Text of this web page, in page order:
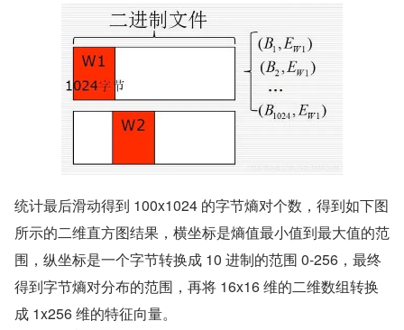
统计最后滑动得到 100x1024 的字节熵对个数，得到如下图
所示的二维直方图结果，横坐标是熵值最小值到最大值的范
围，纵坐标是一个字节转换成 10 进制的范围 0-256，最终
得到字节熵对分布的范围，再将 16x16 维的二维数组转换
成 1x256 维的特征向量。